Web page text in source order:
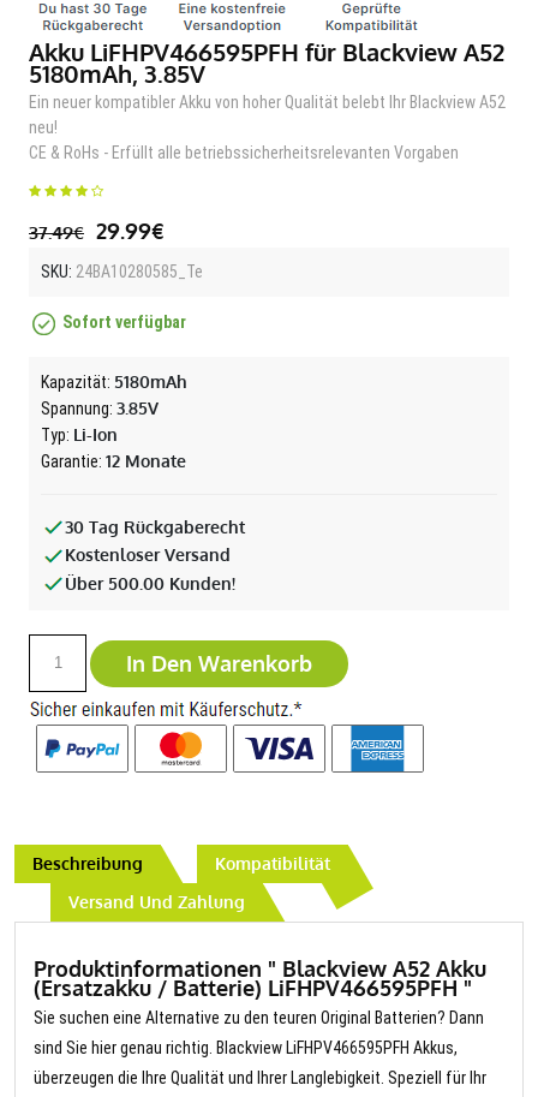
Akku LiFHPV466595PFH für Blackview A52
5180mAh, 3.85V
Ein neuer kompatibler Akku von hoher Qualität belebt Ihr Blackview A52
neu!
CE & RoHs - Erfüllt alle betriebssicherheitsrelevanten Vorgaben
37.49€ 29.99€
SKU: 24BA10280585_Te
Sofort verfügbar
Kapazität: 5180mAh
Spannung: 3.85V
Typ: Li-Ion
Garantie: 12 Monate
30 Tag Rückgaberecht
Kostenloser Versand
Über 500.00 Kunden!
In Den Warenkorb
Beschreibung
Kompatibilität
Versand Und Zahlung
Produktinformationen " Blackview A52 Akku
(Ersatzakku / Batterie) LiFHPV466595PFH "
Sie suchen eine Alternative zu den teuren Original Batterien? Dann
sind Sie hier genau richtig. Blackview LiFHPV466595PFH Akkus,
überzeugen die Ihre Qualität und Ihrer Langlebigkeit. Speziell für Ihr